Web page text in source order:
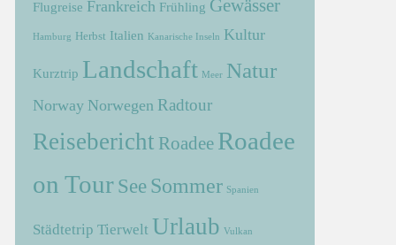
Flugreise Frankreich Frühling Gewässer
Hamburg Herbst Italien Kanarische Inseln Kultur
Kurztrip Landschaft Meer Natur
Norway Norwegen Radtour
Reisebericht Roadee Roadee
on Tour See Sommer Spanien
Städtetrip Tierwelt Urlaub Vulkan